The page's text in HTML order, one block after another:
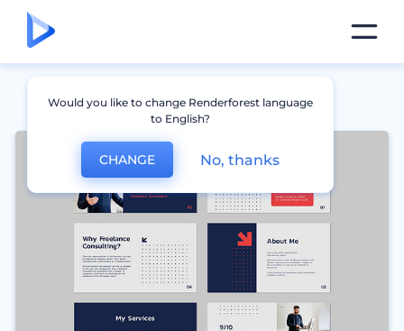
Would you like to change Renderforest language
to English?
CHANGE No, thanks